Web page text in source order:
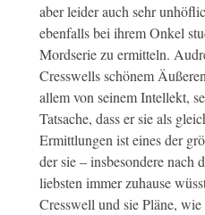
aber leider auch sehr
ebenfalls bei ihrem Onkel
Mordserie zu ermitteln.
Cresswells schönem
allem von seinem Intellekt,
Tatsache, dass er sie als
Ermittlungen ist eines der
der sie – insbesondere nach
liebsten immer zuhause
Cresswell und sie Pläne,